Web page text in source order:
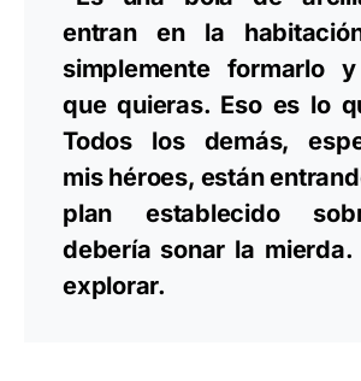
entran en la
simplemente formarlo
que quieras. Eso es lo
Todos los demás,
mis héroes, están
plan establecido
debería sonar la mierda.
explorar.